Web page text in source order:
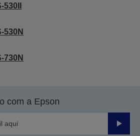
530N
730N
com a Epson
Enviar